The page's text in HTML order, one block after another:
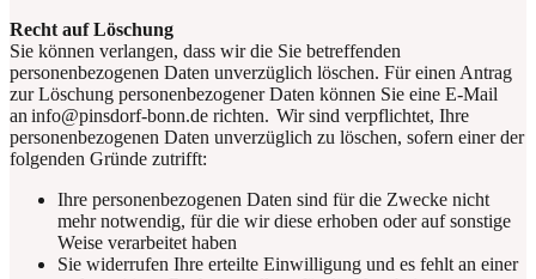
Recht auf Löschung
Sie können verlangen, dass wir die Sie betreffenden
personenbezogenen Daten unverzüglich löschen. Für einen Antrag
zur Löschung personenbezogener Daten können Sie eine E-Mail
an info@pinsdorf-bonn.de richten. Wir sind verpflichtet, Ihre
personenbezogenen Daten unverzüglich zu löschen, sofern einer der
folgenden Gründe zutrifft:
Ihre personenbezogenen Daten sind für die Zwecke nicht
mehr notwendig, für die wir diese erhoben oder auf sonstige
Weise verarbeitet haben
Sie widerrufen Ihre erteilte Einwilligung und es fehlt an einer